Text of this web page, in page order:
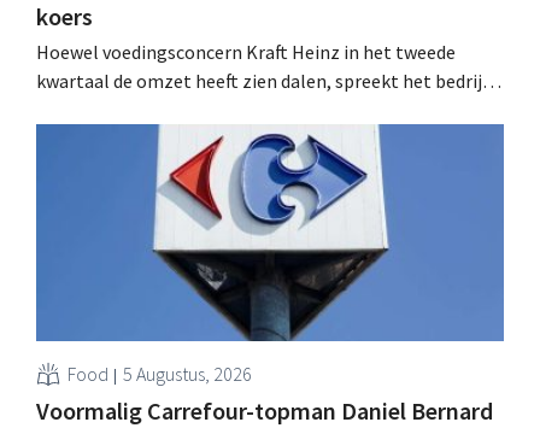
koers
Hoewel voedingsconcern Kraft Heinz in het tweede
kwartaal de omzet heeft zien dalen, spreekt het bedrijf
multinational verhoogt de investeringen en de
vooruitzichten.
Food 5 Augustus, 2026
Voormalig Carrefour-topman Daniel Bernard